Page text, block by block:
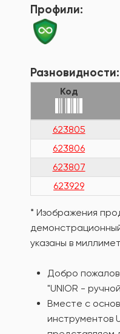
Профили:
Разновидности:
Код
623805
623806
623807
623929
* Изображения
указаны в
Добро
"UNIOR -
Вместе с
инструментов